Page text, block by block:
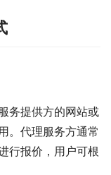
务提供方的网站或
。代理服务方通常
行报价，用户可根